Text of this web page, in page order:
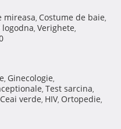
mireasa, Costume de baie,
, Verighete,
, Ginecologie,
, Test sarcina,
Ceai verde, HIV, Ortopedie,